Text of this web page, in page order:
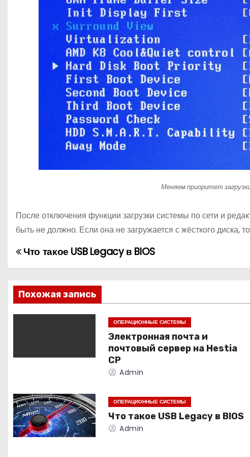
Меняем приоритет
После отключения функции загрузки системы по сети и
быть не должно. Если она не загружается с жёсткого диска,
Н
в
и
а
и
я
Что такое USB Legacy в BIOS
Похожая запись
ОПЕРАЦИОННЫЕ СИСТЕМЫ
Электронная почта и
почтовый сервер на Hestia
CP
Admin
ОПЕРАЦИОННЫЕ СИСТЕМЫ
Что такое USB Legacy в BIOS
Admin